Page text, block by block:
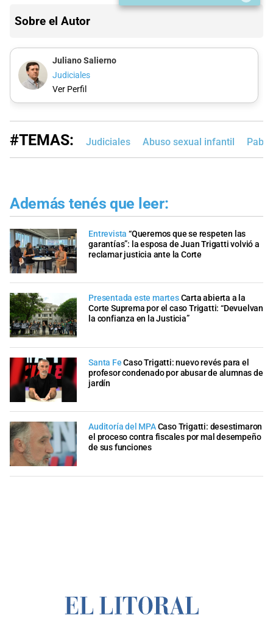
Sobre el Autor
Juliano Salierno
Judiciales
Ver Perfil
#TEMAS: Judiciales Abuso sexual infantil
Además tenés que leer:
Entrevista “Queremos que se respeten las
garantías”: la esposa de Juan Trigatti volvió a
reclamar justicia ante la Corte
Presentada este martesCarta abierta a la
Corte Suprema por el caso Trigatti: “Devuelvan
la confianza en la Justicia”
Santa Fe Caso Trigatti: nuevo revés para el
profesor condenado por abusar de alumnas de
jardín
Auditoría del MPACaso Trigatti: desestimaron
el proceso contra fiscales por mal desempeño
de sus funciones